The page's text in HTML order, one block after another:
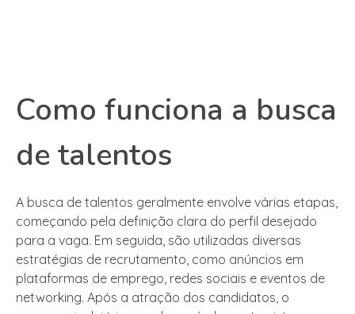
Como funciona a busca
de talentos
A busca de talentos geralmente envolve várias etapas,
começando pela definição clara do perfil desejado
para a vaga. Em seguida, são utilizadas diversas
estratégias de recrutamento, como anúncios em
plataformas de emprego, redes sociais e eventos de
networking. Após a atração dos candidatos, o